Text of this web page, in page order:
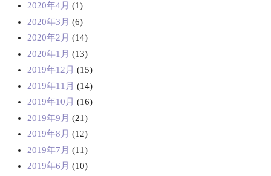
2020年4月 (1)
2020年3月 (6)
2020年2月 (14)
2020年1月 (13)
2019年12月 (15)
2019年11月 (14)
2019年10月 (16)
2019年9月 (21)
2019年8月 (12)
2019年7月 (11)
2019年6月 (10)